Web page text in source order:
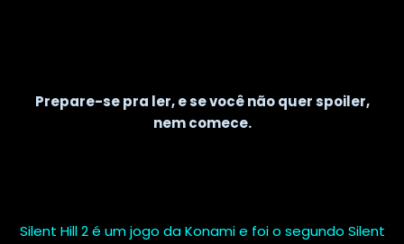
Prepare-se pra ler, e se você não quer spoiler,
nem comece.
Silent Hill 2 é um jogo da Konami e foi o segundo Silent